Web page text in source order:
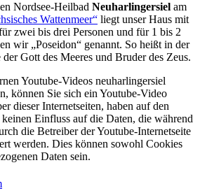
Nordsee-Heilbad Neuharlingersiel am
Wattenmeer“ liegt unser Haus mit
zwei bis drei Personen und für 1 bis 2
wir „Poseidon“ genannt. So heißt in der
Gott des Meeres und Bruder des Zeus.
können Sie sich ein Youtube-Video
dieser Internetseiten, haben auf den
Einfluss auf die Daten, die während
die Betreiber der Youtube-Internetseite
werden. Dies können sowohl Cookies
Daten sein.